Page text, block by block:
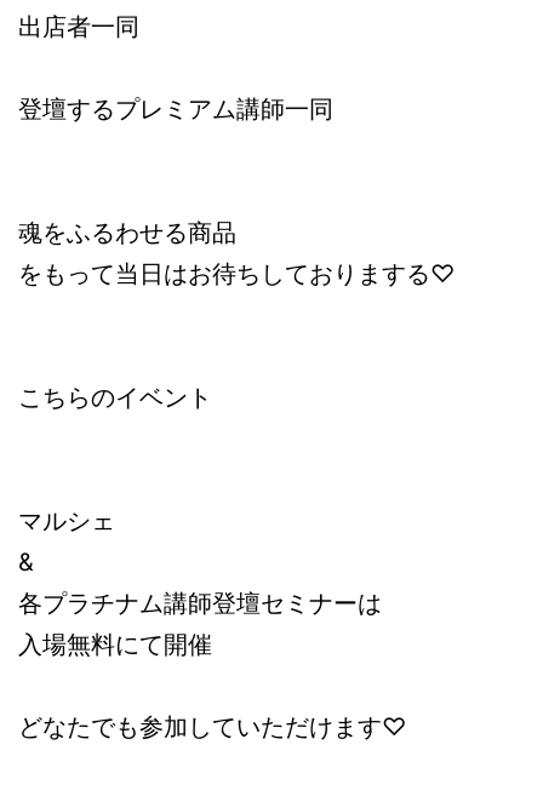
出店者一同
登壇するプレミアム講師一同
魂をふるわせる商品
をもって当日はお待ちしておりまする♡
こちらのイベント
マルシェ
&
各プラチナム講師登壇セミナーは
入場無料にて開催
どなたでも参加していただけます♡